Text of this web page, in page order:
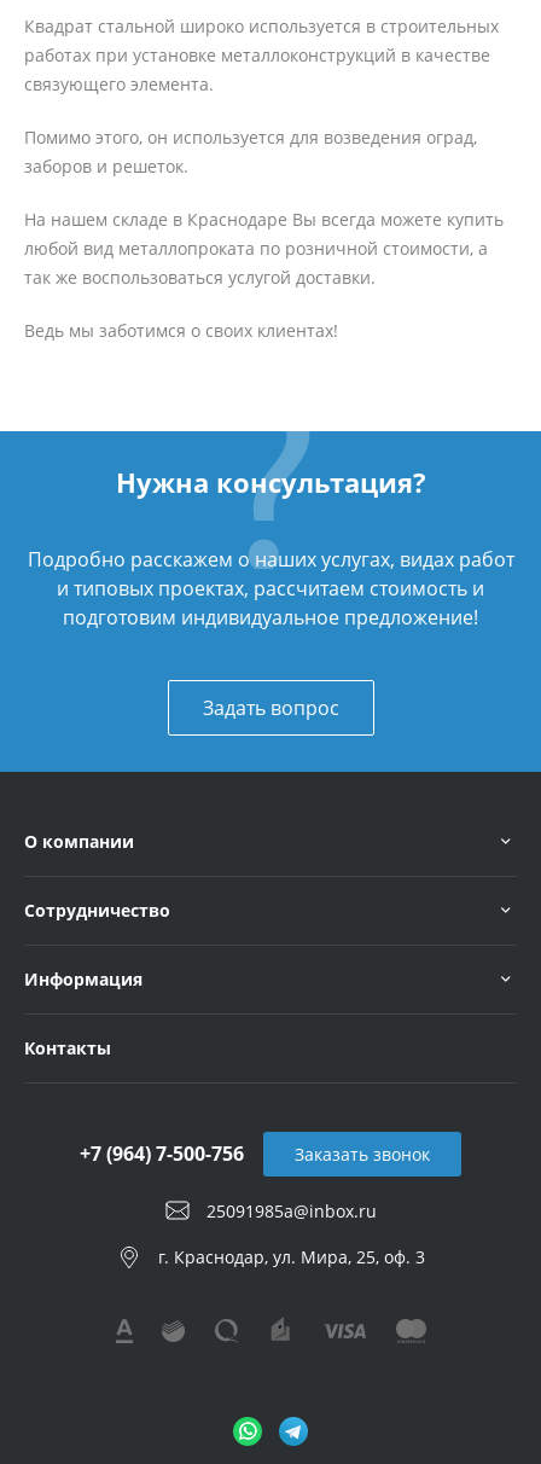
Квадрат стальной широко используется в строительных
работах при установке металлоконструкций в качестве
связующего элемента.
Помимо этого, он используется для возведения оград,
заборов и решеток.
На нашем складе в Краснодаре Вы всегда можете купить
любой вид металлопроката по розничной стоимости, а
так же воспользоваться услугой доставки.
Ведь мы заботимся о своих клиентах!
Нужна консультация?
Подробно расскажем о наших услугах, видах работ
и типовых проектах, рассчитаем стоимость и
подготовим индивидуальное предложение!
Задать вопрос
О компании
Сотрудничество
Информация
Контакты
25091985a@inbox.ru
+7 (964) 7-500-756
г. Краснодар, ул. Мира, 25, оф. 3
Заказать звонок